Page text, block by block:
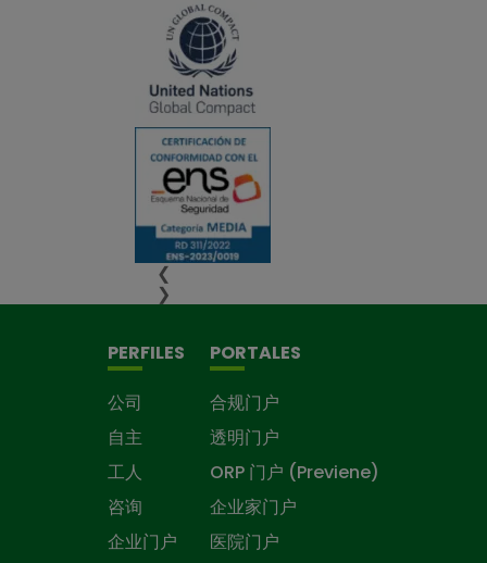
❮
❯
PERFILES
公司
自主
工人
咨询
企业门户
PORTALES
合规门户
透明门户
ORP 门户 (Previene)
企业家门户
医院门户